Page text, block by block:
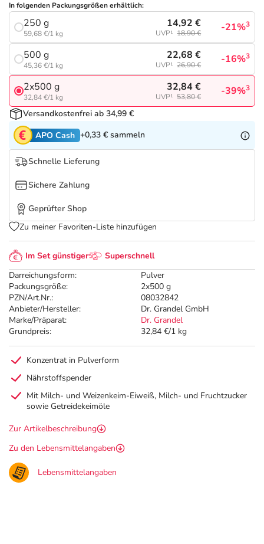
Tierapotheke
Vitamine & Mineralstoffe
Marken
Salus Deals
Im Set günstiger
Superschnell
Darreichungsform:
Pulver
Packungsgröße:
2x500 g
PZN/Art.Nr.:
08032842
Anbieter/Hersteller:
Dr. Grandel GmbH
Marke/Präparat:
Dr. Grandel
Grundpreis:
32,84 €/1 kg
In folgenden Packungsgrößen erhältlich:
250 g
59,68 €/1 kg
14,92 €
UVP¹ 18,90 € -21%3
500 g
45,36 €/1 kg
22,68 €
UVP¹ 26,90 € -16%3
2x500 g
32,84 €/1 kg
32,84 €
UVP¹ 53,80 € -39%3
Versandkostenfrei ab 34,99 €
APO Cash +0,33 € sammeln
Schnelle Lieferung
Sichere Zahlung
Geprüfter Shop
Zu meiner Favoriten-Liste hinzufügen
Konzentrat in Pulverform
Nährstoffspender
Mit Milch- und Weizenkeim-Eiweiß, Milch- und Fruchtzucker
sowie Getreidekeimöle
Zur Artikelbeschreibung
Zu den Lebensmittelangaben
Lebensmittelangaben